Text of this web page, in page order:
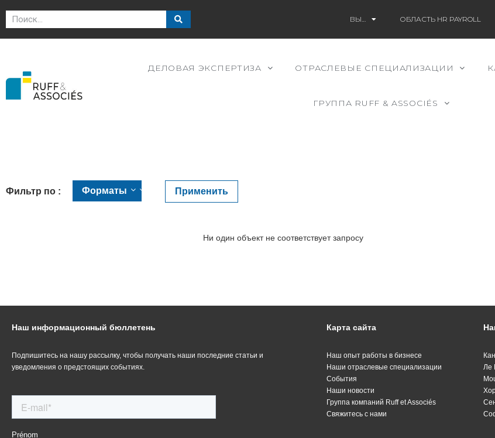
ВЫ… ОБЛАСТЬ HR PAYROLL
ДЕЛОВАЯ ЭКСПЕРТИЗА ОТРАСЛЕВЫЕ СПЕЦИАЛИЗАЦИИ
ГРУППА RUFF & ASSOCIÉS
Фильтр по : Применить
Ни один объект не соответствует запросу
Наш информационный бюллетень
Подпишитесь на нашу рассылку, чтобы получать наши последние статьи и
уведомления о предстоящих событиях.
Карта сайта
Наш опыт работы в бизнесе
Наши отраслевые специализации
События
Наши новости
Группа компаний Ruff et Associés
Свяжитесь с нами
Ле